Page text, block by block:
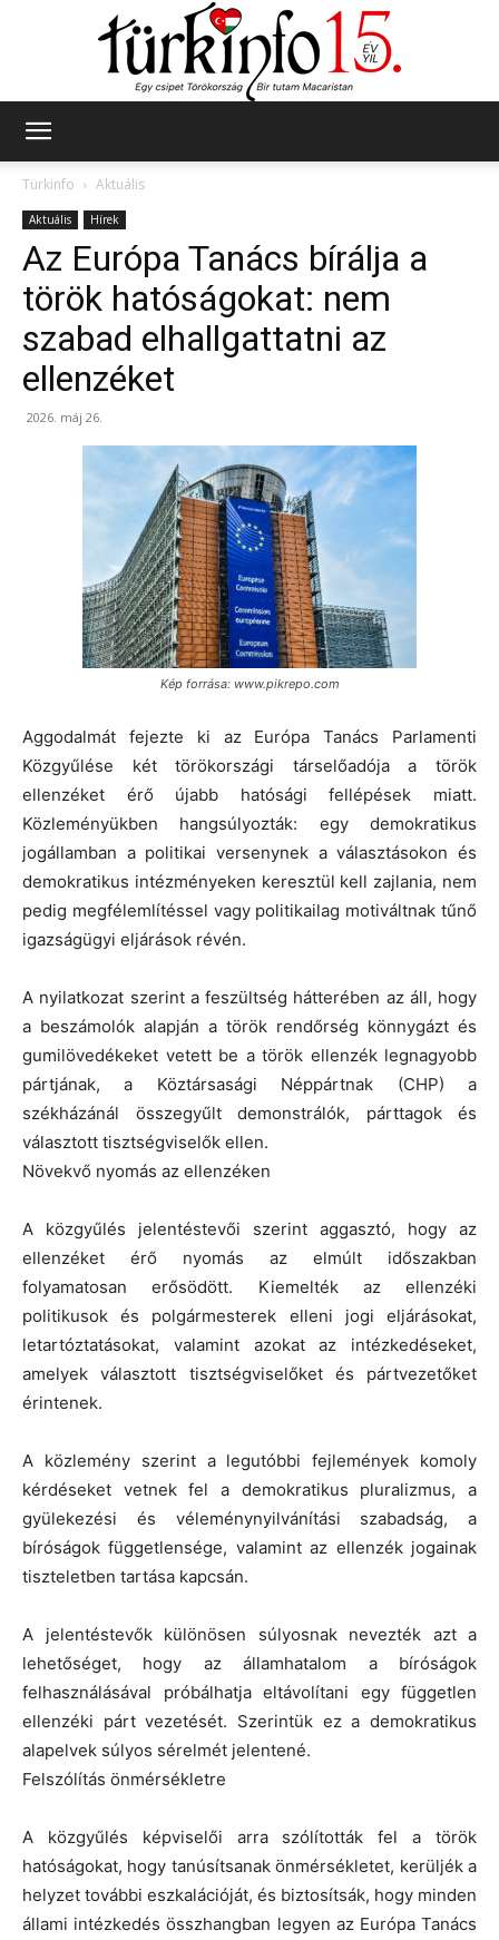
Türkinfo
Aktuális
Aktuális Hírek
Az Európa Tanács bírálja a
török hatóságokat: nem
szabad elhallgattatni az
ellenzéket
2026. máj 26.
Kép forrása: www.pikrepo.com
Aggodalmát fejezte ki az Európa Tanács Parlamenti
Közgyűlése két törökországi társelőadója a török
ellenzéket érő újabb hatósági fellépések miatt.
Közleményükben hangsúlyozták: egy demokratikus
jogállamban a politikai versenynek a választásokon és
demokratikus intézményeken keresztül kell zajlania, nem
pedig megfélemlítéssel vagy politikailag motiváltnak tűnő
igazságügyi eljárások révén.
A nyilatkozat szerint a feszültség hátterében az áll, hogy
a beszámolók alapján a török rendőrség könnygázt és
gumilövedékeket vetett be a török ellenzék legnagyobb
pártjának, a Köztársasági Néppártnak (CHP) a
székházánál összegyűlt demonstrálók, párttagok és
választott tisztségviselők ellen.
Növekvő nyomás az ellenzéken
A közgyűlés jelentéstevői szerint aggasztó, hogy az
ellenzéket érő nyomás az elmúlt időszakban
folyamatosan erősödött. Kiemelték az ellenzéki
politikusok és polgármesterek elleni jogi eljárásokat,
letartóztatásokat, valamint azokat az intézkedéseket,
amelyek választott tisztségviselőket és pártvezetőket
érintenek.
A közlemény szerint a legutóbbi fejlemények komoly
kérdéseket vetnek fel a demokratikus pluralizmus, a
gyülekezési és véleménynyilvánítási szabadság, a
bíróságok függetlensége, valamint az ellenzék jogainak
tiszteletben tartása kapcsán.
A jelentéstevők különösen súlyosnak nevezték azt a
lehetőséget, hogy az államhatalom a bíróságok
felhasználásával próbálhatja eltávolítani egy független
ellenzéki párt vezetését. Szerintük ez a demokratikus
alapelvek súlyos sérelmét jelentené.
Felszólítás önmérsékletre
A közgyűlés képviselői arra szólították fel a török
hatóságokat, hogy tanúsítsanak önmérsékletet, kerüljék a
helyzet további eszkalációját, és biztosítsák, hogy minden
állami intézkedés összhangban legyen az Európa Tanács